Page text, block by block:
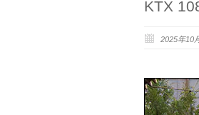
KTX
2025年10